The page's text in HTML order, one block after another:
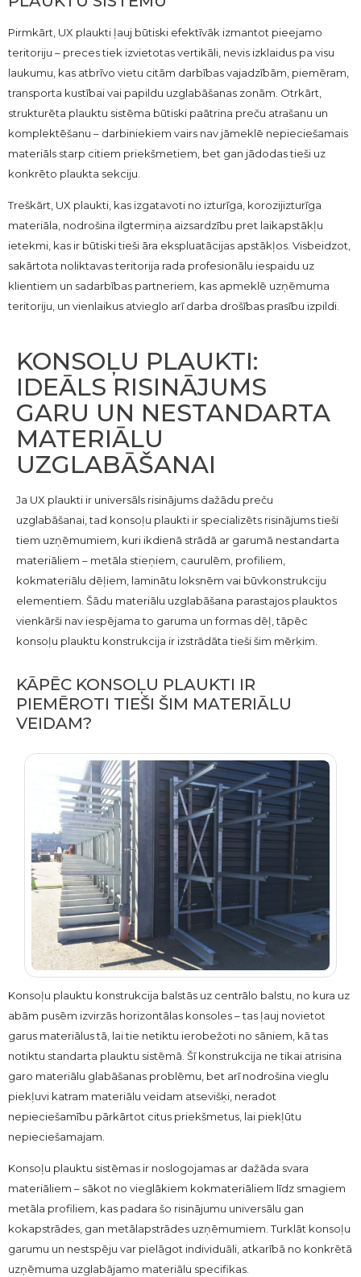
Pirmkārt, UX plaukti ļauj būtiski efektīvāk izmantot pieejamo
teritoriju – preces tiek izvietotas vertikāli, nevis izklaidus pa visu
laukumu, kas atbrīvo vietu citām darbības vajadzībām, piemēram,
transporta kustībai vai papildu uzglabāšanas zonām. Otrkārt,
strukturēta plauktu sistēma būtiski paātrina preču atrašanu un
komplektēšanu – darbiniekiem vairs nav jāmeklē nepieciešamais
materiāls starp citiem priekšmetiem, bet gan jādodas tieši uz
konkrēto plaukta sekciju.
Treškārt, UX plaukti, kas izgatavoti no izturīga, korozijizturīga
materiāla, nodrošina ilgtermiņa aizsardzību pret laikapstākļu
ietekmi, kas ir būtiski tieši āra ekspluatācijas apstākļos. Visbeidzot,
sakārtota noliktavas teritorija rada profesionālu iespaidu uz
klientiem un sadarbības partneriem, kas apmeklē uzņēmuma
teritoriju, un vienlaikus atvieglo arī darba drošības prasību izpildi.
KONSOĻU PLAUKTI:
IDEĀLS RISINĀJUMS
GARU UN NESTANDARTA
MATERIĀLU
UZGLABĀŠANAI
Ja UX plaukti ir universāls risinājums dažādu preču
uzglabāšanai, tad konsoļu plaukti ir specializēts risinājums tieši
tiem uzņēmumiem, kuri ikdienā strādā ar garumā nestandarta
materiāliem – metāla stieņiem, caurulēm, profiliem,
kokmateriālu dēļiem, laminātu loksnēm vai būvkonstrukciju
elementiem. Šādu materiālu uzglabāšana parastajos plauktos
vienkārši nav iespējama to garuma un formas dēļ, tāpēc
konsoļu plauktu konstrukcija ir izstrādāta tieši šim mērķim.
KĀPĒC KONSOĻU PLAUKTI IR
PIEMĒROTI TIEŠI ŠIM MATERIĀLU
VEIDAM?
Konsoļu plauktu konstrukcija balstās uz centrālo balstu, no kura uz
abām pusēm izvirzās horizontālas konsoles – tas ļauj novietot
garus materiālus tā, lai tie netiktu ierobežoti no sāniem, kā tas
notiktu standarta plauktu sistēmā. Šī konstrukcija ne tikai atrisina
garo materiālu glabāšanas problēmu, bet arī nodrošina vieglu
piekļuvi katram materiālu veidam atsevišķi, neradot
nepieciešamību pārkārtot citus priekšmetus, lai piekļūtu
nepieciešamajam.
Konsoļu plauktu sistēmas ir noslogojamas ar dažāda svara
materiāliem – sākot no vieglākiem kokmateriāliem līdz smagiem
metāla profiliem, kas padara šo risinājumu universālu gan
kokapstrādes, gan metālapstrādes uzņēmumiem. Turklāt konsoļu
garumu un nestspēju var pielāgot individuāli, atkarībā no konkrētā
uzņēmuma uzglabājamo materiālu specifikas.